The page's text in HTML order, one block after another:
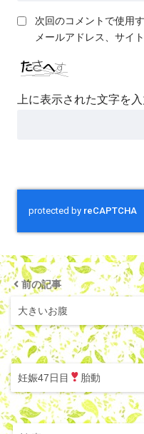
次回のコメントで使用
メールアドレス、サイ
上に表示された文字を
前の記事
大きいお腹
妊娠47日目 胎動